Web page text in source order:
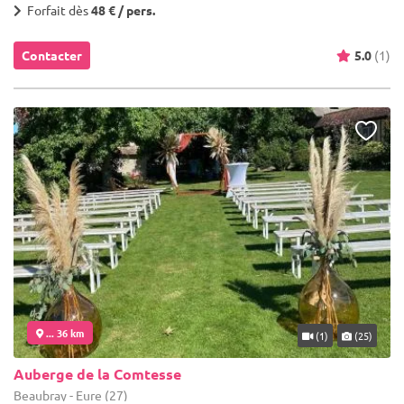
Forfait dès48 € / pers.
Contacter 5.0 (1)
... 36 km (1) (25)
Auberge de la Comtesse
Beaubray - Eure (27)